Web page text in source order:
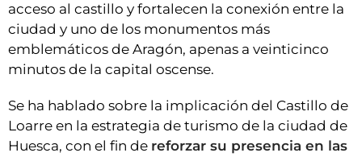
acceso al castillo y fortalecen la conexión entre la
ciudad y uno de los monumentos más
emblemáticos de Aragón, apenas a veinticinco
minutos de la capital oscense.
Se ha hablado sobre la implicación del Castillo de
Loarre en la estrategia de turismo de la ciudad de
Huesca, con el fin de reforzar su presencia en las